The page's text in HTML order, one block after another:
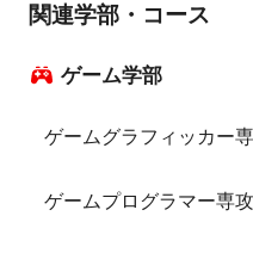
関連学部・コース
ゲーム学部
ゲームグラフィッカー
ゲームプログラマー専攻